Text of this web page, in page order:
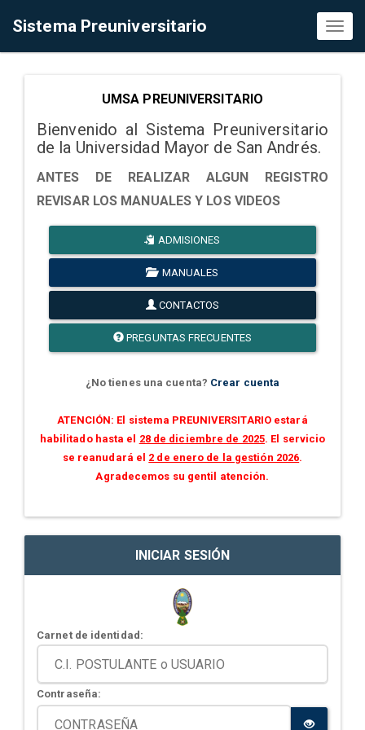
Sistema Preuniversitario
UMSA PREUNIVERSITARIO
Bienvenido al Sistema Preuniversitario
de la Universidad Mayor de San Andrés.
ANTES DE REALIZAR ALGUN REGISTRO
REVISAR LOS MANUALES Y LOS VIDEOS
ADMISIONES
MANUALES
CONTACTOS
PREGUNTAS FRECUENTES
¿No tienes una cuenta? Crear cuenta
ATENCIÓN: El sistema PREUNIVERSITARIO estará
habilitado hasta el 28 de diciembre de 2025. El servicio
se reanudará el 2 de enero de la gestión 2026.
Agradecemos su gentil atención.
INICIAR SESIÓN
Carnet de identidad:
Contraseña: